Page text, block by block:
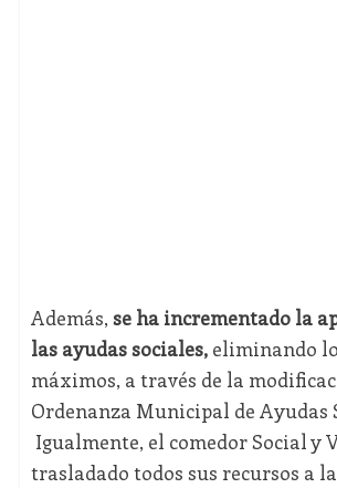
Además, se ha incrementado la
las ayudas sociales,eliminando
máximos, a través de la
Ordenanza Municipal de Ayudas
Igualmente, el comedor Social y
trasladado todos sus recursos a